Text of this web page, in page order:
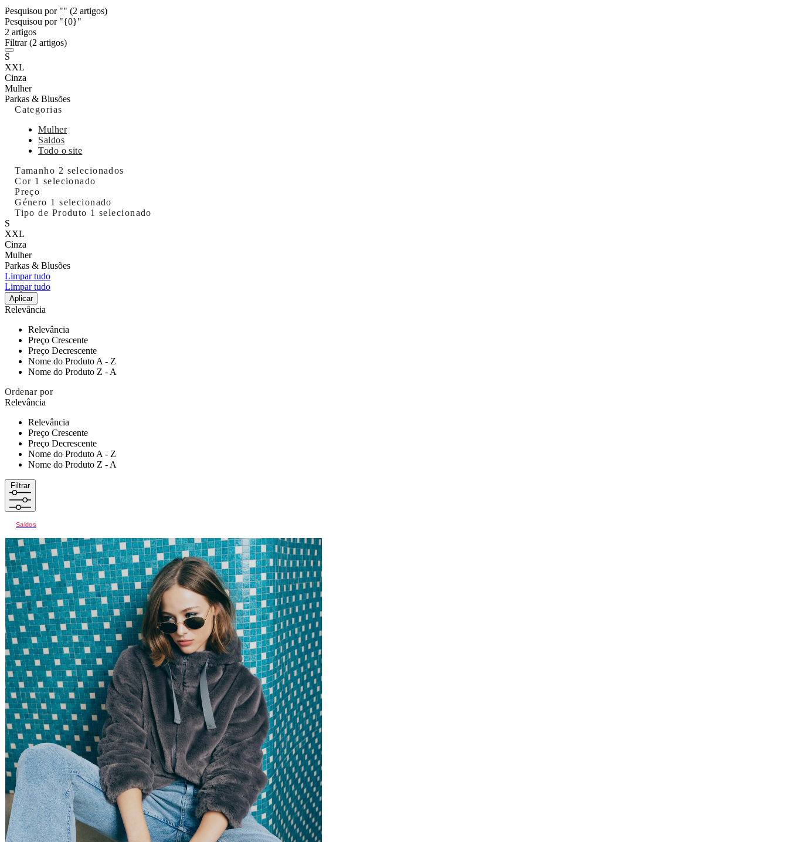
Pesquisou por "" (2 artigos)
Pesquisou por "{0}"
2 artigos
Filtrar(2 artigos)
S
XXL
Cinza
Mulher
Parkas & Blusões
Categorias
Mulher
Saldos
Todo o site
Tamanho 2 selecionados
Cor 1 selecionado
Preço
Género 1 selecionado
Tipo de Produto 1 selecionado
S
XXL
Cinza
Mulher
Parkas & Blusões
Limpar tudo
Limpar tudo
Aplicar
Relevância
Relevância
Preço Crescente
Preço Decrescente
Nome do Produto A - Z
Nome do Produto Z - A
Ordenar por
Relevância
Relevância
Preço Crescente
Preço Decrescente
Nome do Produto A - Z
Nome do Produto Z - A
Filtrar
Saldos